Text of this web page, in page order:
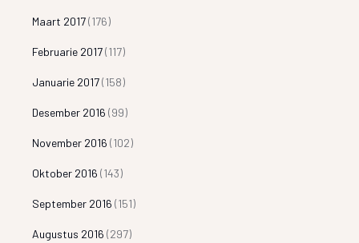
Maart 2017(176)
Februarie 2017(117)
Januarie 2017(158)
Desember 2016 (99)
November 2016 (102)
Oktober 2016 (143)
September 2016 (151)
Augustus 2016 (297)